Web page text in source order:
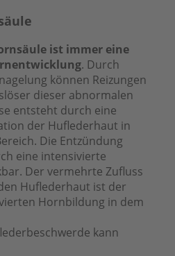
ist immer eine
. Durch
können Reizungen
dieser abnormalen
entsteht durch eine
der Huflederhaut in
Die Entzündung
eine intensivierte
Der vermehrte Zufluss
Huflederhaut ist der
Hornbildung in dem
kann